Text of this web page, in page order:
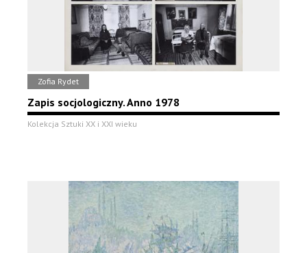
Zofia Rydet
Zapis socjologiczny. Anno 1978
Kolekcja Sztuki XX i XXI wieku